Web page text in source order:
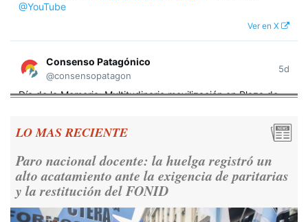
@YouTube
Ver en X
Consenso Patagónico
@consensopatagon
5d
Día de la Memoria: Multitudinaria movilización en Plaza de
Rosada para reivindicar los derechos humanos y la
Ver en X
@consensopatagon
5d
LO MAS RECIENTE
Paro nacional docente: la huelga registró un
alto acatamiento ante la exigencia de paritarias
y la restitución del FONID